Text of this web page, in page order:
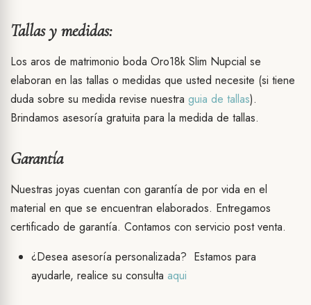
Tallas y medidas:
Los aros de matrimonio boda Oro18k Slim Nupcial se
elaboran en las tallas o medidas que usted necesite (si tiene
duda sobre su medida revise nuestra guia de tallas).
Brindamos asesoría gratuita para la medida de tallas.
Garantía
Nuestras joyas cuentan con garantía de por vida en el
material en que se encuentran elaborados. Entregamos
certificado de garantía. Contamos con servicio post venta.
¿Desea asesoría personalizada? Estamos para
ayudarle, realice su consulta aqui